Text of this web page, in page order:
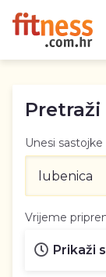
Unesi sastojke
Vrijeme